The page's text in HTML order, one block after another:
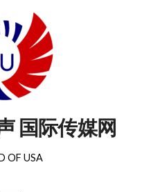
国际传媒网
OF USA